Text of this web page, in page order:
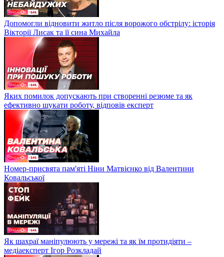
Допомогли відновити житло після ворожого обстрілу: історія
Вікторії Лисак та її сина Михайла
Яких помилок допускають при створенні резюме та як
ефективно шукати роботу, відповів експерт
Номер-присвята пам'яті Ніни Матвієнко від Валентини
Ковальської
Як шахраї маніпулюють у мережі та як їм протидіяти –
медіаексперт Ігор Розкладай